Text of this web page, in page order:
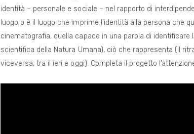
identità – personale e sociale – nel rapporto di
luogo o è il luogo che imprime l’identità alla persona che
cinematografia, quella capace in una parola di
scientifica della Natura Umana), ciò che rappresenta (il
viceversa, tra il ieri e oggi). Completa il progetto